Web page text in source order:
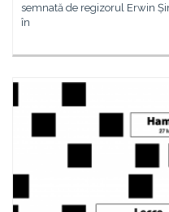
semnată de regizorul Erwin
în